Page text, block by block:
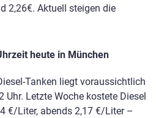
2,26€. Aktuell steigen die
heute in München
Tanken liegt voraussichtlich
Uhr. Letzte Woche kostete Diesel
€/Liter, abends 2,17 €/Liter –